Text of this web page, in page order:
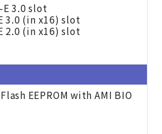
E 3.0 slot
3.0 (in x16) slot
2.0 (in x16) slot
EEPROM with AMI BIO